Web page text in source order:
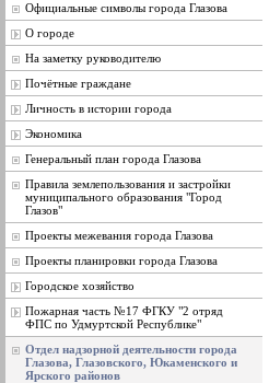
Официальные символы города Глазова
О городе
На заметку руководителю
Почётные граждане
Личность в истории города
Экономика
Генеральный план города Глазова
Правила землепользования и застройки
муниципального образования "Город
Глазов"
Проекты межевания города Глазова
Проекты планировки города Глазова
Городское хозяйство
Пожарная часть №17 ФГКУ "2 отряд
ФПС по Удмуртской Республике"
Отдел надзорной деятельности города
Глазова, Глазовского, Юкаменского и
Ярского районов